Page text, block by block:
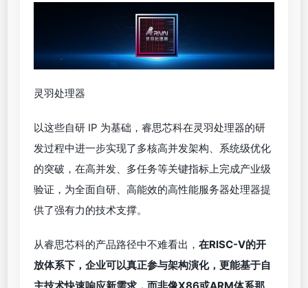
灵羽处理器
以这些自研 IP 为基础，睿思芯科在灵羽处理器的研
发过程中进一步实现了多核高并发架构、系统级优化
的突破，在高并发、多任务等关键指标上完成产业级
验证，为全面自研、高能效的高性能服务器处理器提
供了强有力的技术支撑。
从睿思芯科的产品路径中不难看出， 在RISC-V的开
放体系下，企业可以真正参与架构演化，更能基于自